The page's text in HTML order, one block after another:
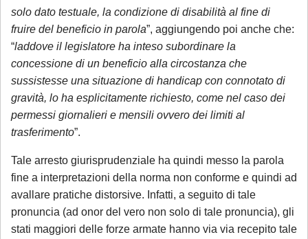
solo dato testuale, la condizione di disabilità al fine di
fruire del beneficio in parola”, aggiungendo poi anche che:
“laddove il legislatore ha inteso subordinare la
concessione di un beneficio alla circostanza che
sussistesse una situazione di handicap con connotato di
gravità, lo ha esplicitamente richiesto, come nel caso dei
permessi giornalieri e mensili ovvero dei limiti al
trasferimento”.
Tale arresto giurisprudenziale ha quindi messo la parola
fine a interpretazioni della norma non conforme e quindi ad
avallare pratiche distorsive. Infatti, a seguito di tale
pronuncia (ad onor del vero non solo di tale pronuncia), gli
stati maggiori delle forze armate hanno via via recepito tale